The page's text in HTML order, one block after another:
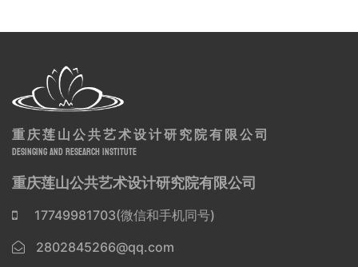
重庆莲山公共艺术设计研究院有限公司
DESINGING AND RESEARCH INSTITUTE
重庆莲山公共艺术设计研究院有限公司
17749981703(微信和手机同号)
2802845266@qq.com